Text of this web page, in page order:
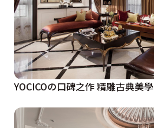
YOCICOの口碑之作 精雕古典美學